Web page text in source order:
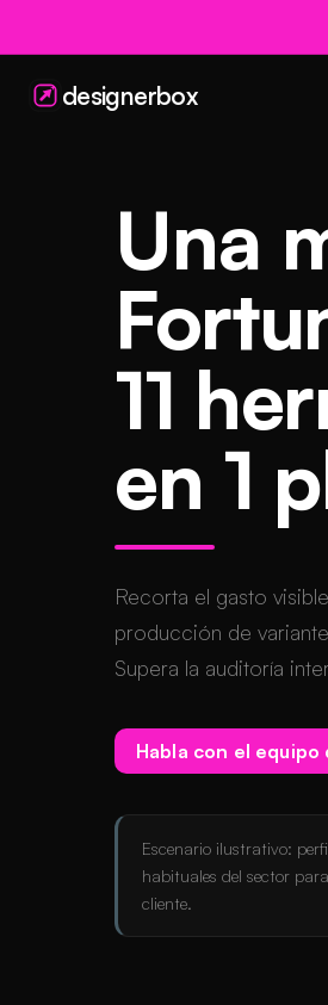
designerbox
Una
11
en 1
Recorta el gasto
producción de
Supera la auditoría
Habla con el
Escenario ilustrativo:
habituales del sector
cliente.